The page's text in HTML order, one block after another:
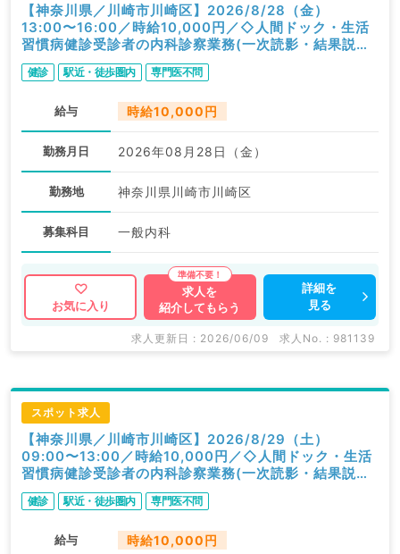
【神奈川県／川崎市川崎区】2026/8/28（金）
13:00〜16:00／時給10,000円／◇人間ドック・生活
習慣病健診受診者の内科診察業務(一次読影・結果説明
含む)◇／内科
健診 駅近・徒歩圏内 専門医不問
給与 時給10,000円
勤務月日 2026年08月28日（金）
勤務地 神奈川県川崎市川崎区
募集科目 一般内科
お気に入り
求人を
紹介してもらう
詳細を
見る
求人更新日 : 2026/06/09 求人No. : 981139
スポット求人
【神奈川県／川崎市川崎区】2026/8/29（土）
09:00〜13:00／時給10,000円／◇人間ドック・生活
習慣病健診受診者の内科診察業務(一次読影・結果説明
含む)◇／内科
健診 駅近・徒歩圏内 専門医不問
給与 時給10,000円